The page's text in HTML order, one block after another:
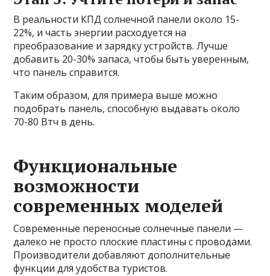
В реальности КПД солнечной панели около 15-
22%, и часть энергии расходуется на
преобразование и зарядку устройств. Лучше
добавить 20-30% запаса, чтобы быть уверенным,
что панель справится.
Таким образом, для примера выше можно
подобрать панель, способную выдавать около
70-80 Втч в день.
Функциональные
возможности
современных моделей
Современные переносные солнечные панели —
далеко не просто плоские пластины с проводами.
Производители добавляют дополнительные
функции для удобства туристов.